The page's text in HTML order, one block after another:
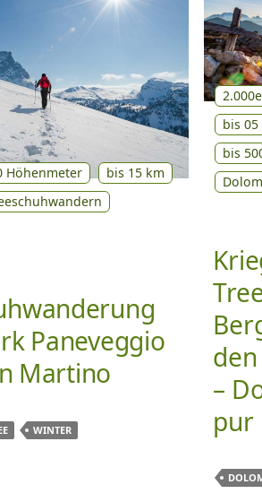
Höhenmeter
bis 15 km
Paneveggio
Martino
WINTER
bis
bis
–
pur